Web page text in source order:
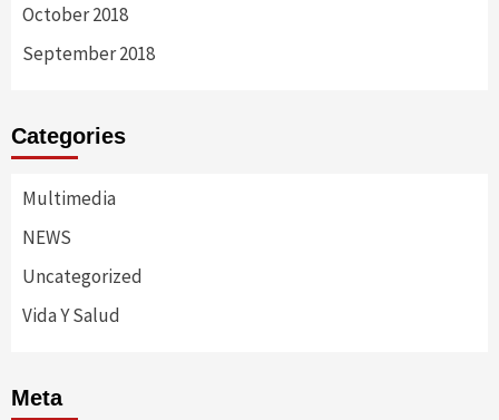
October 2018
September 2018
Categories
Multimedia
NEWS
Uncategorized
Vida Y Salud
Meta